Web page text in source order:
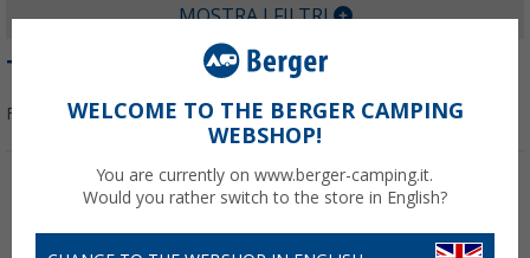
MOSTRA I FILTRI
TELECO
Filtrare per:WELCOME TO THE BERGER CAMPING
WEBSHOP!
You are currently on www.berger-camping.it.
Would you rather switch to the store in English?